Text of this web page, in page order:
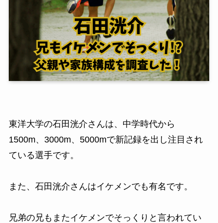
東洋大学の石田洸介さんは、中学時代から
1500m、3000m、5000mで新記録を出し注目され
ている選手です。
また、石田洸介さんはイケメンでも有名です。
兄弟の兄もまたイケメンでそっくりと言われてい